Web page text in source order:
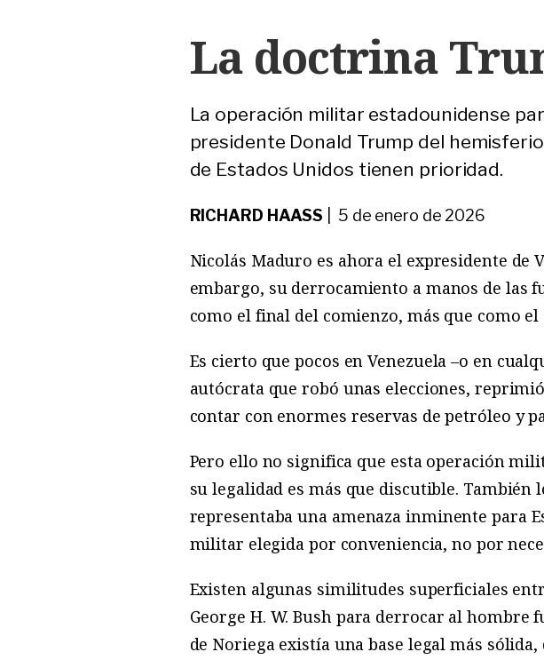
La doctrina
La operación militar estadounidense
presidente Donald Trump del
de Estados Unidos tienen prioridad.
RICHARD HAASS | 5 de enero de 2026
Nicolás Maduro es ahora el expresidente de
embargo, su derrocamiento a manos de las
como el final del comienzo, más que como
Es cierto que pocos en Venezuela –o en
autócrata que robó unas elecciones,
contar con enormes reservas de petróleo y
Pero ello no significa que esta operación
su legalidad es más que discutible.
representaba una amenaza inminente para
militar elegida por conveniencia, no por
Existen algunas similitudes superficiales
George H. W. Bush para derrocar al hombre
de Noriega existía una base legal más